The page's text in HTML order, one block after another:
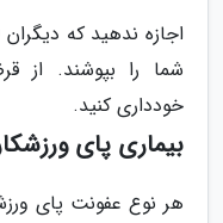
اجازه ندهید که
شما را بپوشند. از
خودداری کنید.
بیماری پای
هر نوع عفونت پای